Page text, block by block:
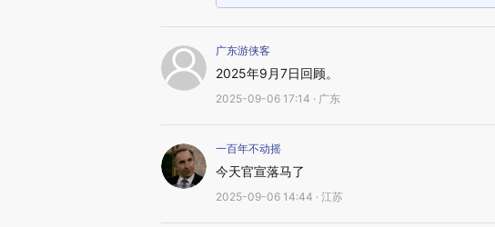
广东游侠客
2025年9月7日回顾。
2025-09-06 17:14 · 广东
一百年不动摇
今天官宣落马了
2025-09-06 14:44 · 江苏